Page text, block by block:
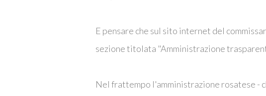
E pensare che sul sito internet del
sezione titolata "Amministrazione
Nel frattempo l'amministrazione rosatese -